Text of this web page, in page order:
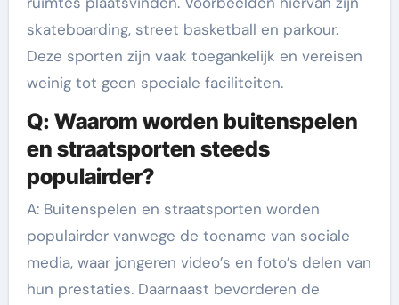
skateboarding, street basketball en parkour.
Deze sporten zijn vaak toegankelijk en vereisen
weinig tot geen speciale faciliteiten.
Q: Waarom worden buitenspelen
en straatsporten steeds
populairder?
A: Buitenspelen en straatsporten worden
populairder vanwege de toename van sociale
media, waar jongeren video’s en foto’s delen van
hun prestaties. Daarnaast bevorderen de